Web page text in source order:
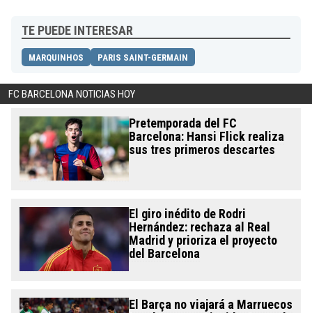
TE PUEDE INTERESAR
MARQUINHOS PARIS SAINT-GERMAIN
FC BARCELONA NOTICIAS HOY
Pretemporada del FC
Barcelona: Hansi Flick realiza
sus tres primeros descartes
El giro inédito de Rodri
Hernández: rechaza al Real
Madrid y prioriza el proyecto
del Barcelona
El Barça no viajará a Marruecos